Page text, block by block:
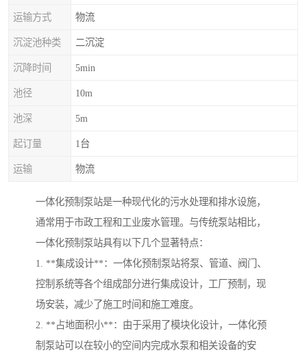
运输方式 物流
沉淀池种类 二沉淀
沉降时间 5min
池径 10m
池深 5m
起订量 1台
运输 物流
一体化预制泵站是一种现代化的污水处理和排水设施，
通常用于市政工程和工业废水管理。与传统泵站相比，
一体化预制泵站具有以下几个显著特点：
1. **集成设计**：一体化预制泵站将泵、管道、阀门、
控制系统等各个组成部分进行集成设计，工厂预制，现
场安装，减少了施工时间和施工难度。
2. **占地面积小**：由于采用了模块化设计，一体化预
制泵站可以在较小的空间内完成水泵和相关设备的安